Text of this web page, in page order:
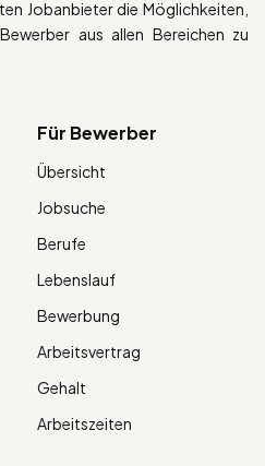
Jobanbieter die Möglichkeiten,
aus allen Bereichen zu
Für Bewerber
Übersicht
Jobsuche
Berufe
Lebenslauf
Bewerbung
Arbeitsvertrag
Gehalt
Arbeitszeiten